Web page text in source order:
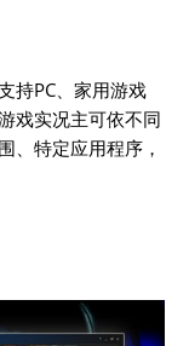
持PC、家用游戏
戏实况主可依不同
、特定应用程序，